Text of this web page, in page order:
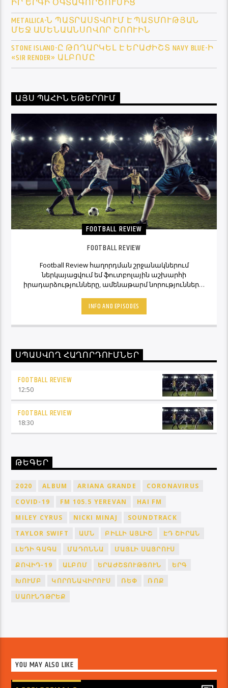
ԻՐ ԵՐԳԻ ՕԳՏԱԳՈՐԾՈՒՄԻՑ
METALLICA-Ն ՊԱՏՐԱՍՏՎՈՒՄ Է ՊԱՏՄՈՒԹՅԱՆ
ՄԵՋ ԱՄԵՆԱԱՆՍՈՎՈՐ ՇՈՈՒԻՆ
STONE ISLAND-Ը ԹՈՂԱՐԿԵԼ Է ԵՐԱԺԻՇՏ NAVY BLUE-Ի
«SIR RENDER» ԱԼԲՈՄԸ
ԱՅՍ ՊԱՀԻՆ ԵԹԵՐՈՒՄ
FOOTBALL REVIEW
FOOTBALL REVIEW
Football Review հաղորդման շրջանակներում
ներկայացվում եմ ֆուտբոլային աշխարհի
իրադարձությունները, ամենաթարմ նորությունները,
տեսակետները։ Հետևեք Լավագույնի եթերին եւ
Ֆուտբոլ Ռիվյու հաղորդաշարի միջոցով մշտապես
կլինեք ֆուտբոլային աշխարհի կիզակետում։
INFO AND EPISODES
ՍՊԱՍՎՈՂ ՀԱՂՈՐԴՈՒՄՆԵՐ
FOOTBALL REVIEW
12:50
FOOTBALL REVIEW
18:30
ԹԵԳԵՐ
2020 ALBUM ARIANA GRANDE
CORONAVIRUS
COVID-19
FM 105.5 YEREVAN
HAI FM
MILEY CYRUS
NICKI MINAJ
SOUNDTRACK
TAYLOR SWIFT
ԱՄՆ ԲԻԼԼԻ ԱՅԼԻՇ
ԷԴ ՇԻՐԱՆ
ԼԵԴԻ ԳԱԳԱ
ՄԱԴՈՆՆԱ
ՄԱՅԼԻ ՍԱՅՐՈՒՍ
ՔՈՎԻԴ-19
ԱԼԲՈՄ ԵՐԱԺՇՏՈՒԹՅՈՒՆ
ԵՐԳ
ԽՈՒՄԲ
ԿՈՐՈՆԱՎԻՐՈՒՍ ՌԵՓ
ՌՈՔ
ՍԱՈՒՆԴԹՐԵՔ
YOU MAY ALSO LIKE